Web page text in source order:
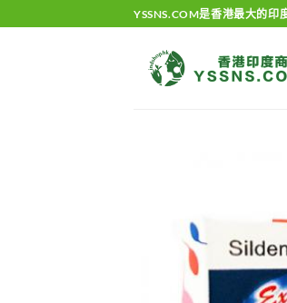
to
YSSNS.COM是香港最大的印